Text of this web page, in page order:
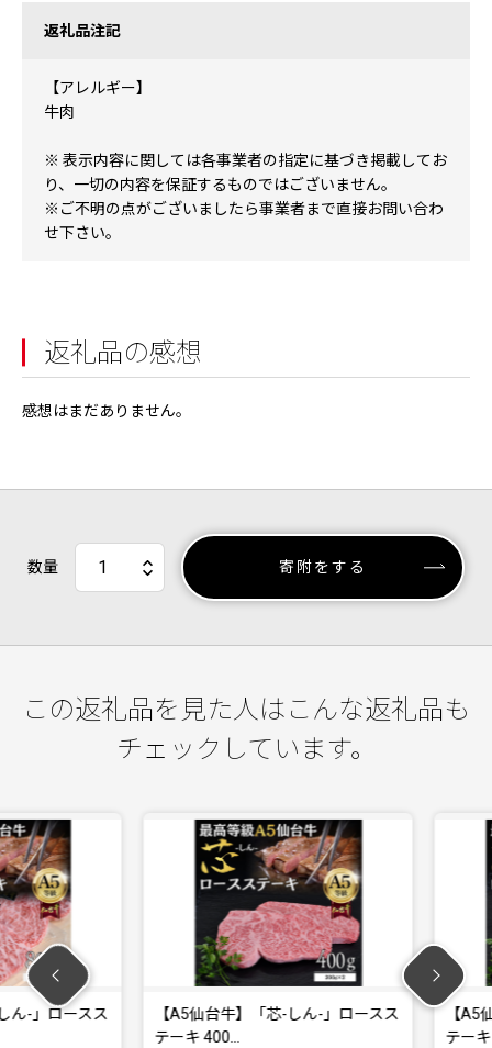
返礼品注記
【アレルギー】
牛肉
※ 表示内容に関しては各事業者の指定に基づき掲載してお
り、一切の内容を保証するものではございません。
※ご不明の点がございましたら事業者まで直接お問い合わ
せ下さい。
返礼品の感想
感想はまだありません。
数量 寄附をする
この返礼品を見た人はこんな返礼品も
チェックしています。
ロースス
【A5仙台牛】「芯-しん-」ロースス
テーキ 400…
【A5仙台
テーキ